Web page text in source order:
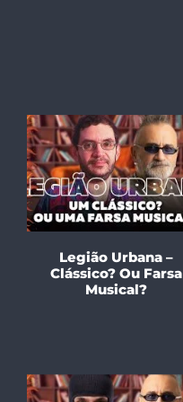
Legião Urbana –
Clássico? Ou Farsa
Musical?